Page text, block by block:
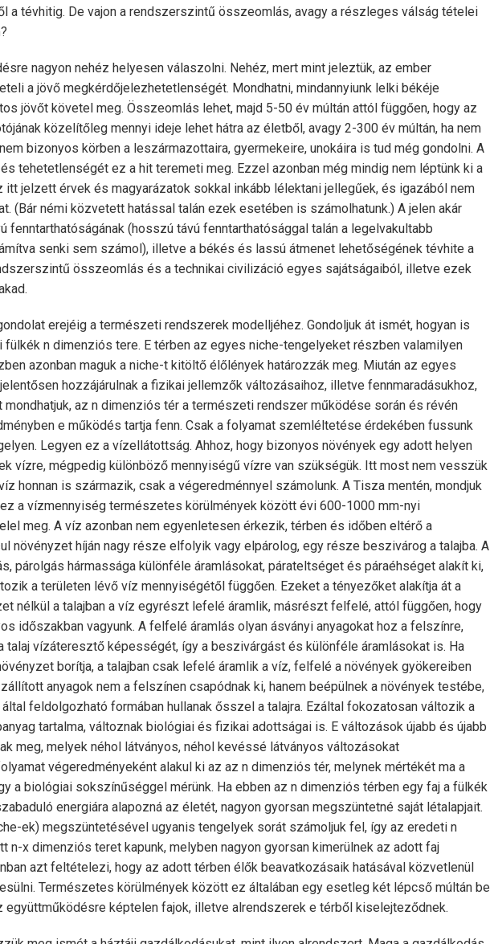
a tévhitig. De vajon a rendszerszintű összeomlás, avagy a részleges válság tételei
nagyon nehéz helyesen válaszolni. Nehéz, mert mint jeleztük, az ember
a jövő megkérdőjelezhetetlenségét. Mondhatni, mindannyiunk lelki békéje
jövőt követel meg. Összeomlás lehet, majd 5-50 év múltán attól függően, hogy az
közelítőleg mennyi ideje lehet hátra az életből, avagy 2-300 év múltán, ha nem
bizonyos körben a leszármazottaira, gyermekeire, unokáira is tud még gondolni. A
tehetetlenségét ez a hit teremeti meg. Ezzel azonban még mindig nem léptünk ki a
itt jelzett érvek és magyarázatok sokkal inkább lélektani jellegűek, és igazából nem
(Bár némi közvetett hatással talán ezek esetében is számolhatunk.) A jelen akár
fenntarthatóságának (hosszú távú fenntarthatósággal talán a legelvakultabb
senki sem számol), illetve a békés és lassú átmenet lehetőségének tévhite a
összeomlás és a technikai civilizáció egyes sajátságaiból, illetve ezek
erejéig a természeti rendszerek modelljéhez. Gondoljuk át ismét, hogyan is
n dimenziós tere. E térben az egyes niche-tengelyeket részben valamilyen
azonban maguk a niche-t kitöltő élőlények határozzák meg. Miután az egyes
hozzájárulnak a fizikai jellemzők változásaihoz, illetve fennmaradásukhoz,
az n dimenziós tér a természeti rendszer működése során és révén
e működés tartja fenn. Csak a folyamat szemléltetése érdekében fussunk
Legyen ez a vízellátottság. Ahhoz, hogy bizonyos növények egy adott helyen
vízre, mégpedig különböző mennyiségű vízre van szükségük. Itt most nem vesszük
honnan is származik, csak a végeredménnyel számolunk. A Tisza mentén, mondjuk
a vízmennyiség természetes körülmények között évi 600-1000 mm-nyi
meg. A víz azonban nem egyenletesen érkezik, térben és időben eltérő a
növényzet híján nagy része elfolyik vagy elpárolog, egy része beszivárog a talajba. A
párolgás hármassága különféle áramlásokat, párateltséget és páraéhséget alakít ki,
a területen lévő víz mennyiségétől függően. Ezeket a tényezőket alakítja át a
nélkül a talajban a víz egyrészt lefelé áramlik, másrészt felfelé, attól függően, hogy
időszakban vagyunk. A felfelé áramlás olyan ásványi anyagokat hoz a felszínre,
talaj vízáteresztő képességét, így a beszivárgást és különféle áramlásokat is. Ha
borítja, a talajban csak lefelé áramlik a víz, felfelé a növények gyökereiben
anyagok nem a felszínen csapódnak ki, hanem beépülnek a növények testébe,
feldolgozható formában hullanak ősszel a talajra. Ezáltal fokozatosan változik a
tartalma, változnak biológiai és fizikai adottságai is. E változások újabb és újabb
meg, melyek néhol látványos, néhol kevéssé látványos változásokat
végeredményeként alakul ki az az n dimenziós tér, melynek mértékét ma a
a biológiai sokszínűséggel mérünk. Ha ebben az n dimenziós térben egy faj a fülkék
energiára alapozná az életét, nagyon gyorsan megszüntetné saját létalapjait.
ek) megszüntetésével ugyanis tengelyek sorát számoljuk fel, így az eredeti n
n-x dimenziós teret kapunk, melyben nagyon gyorsan kimerülnek az adott faj
azt feltételezi, hogy az adott térben élők beavatkozásaik hatásával közvetlenül
Természetes körülmények között ez általában egy esetleg két lépcső múltán be
együttműködésre képtelen fajok, illetve alrendszerek e térből kiselejteződnek.